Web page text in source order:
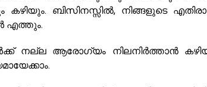
ബിസിനസ്സിൽ, നിങ്ങളുടെ
എത്തും.
നല്ല ആരോഗ്യം നിലനിർത്താൻ